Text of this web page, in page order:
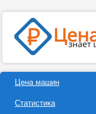
Цена машин
Статистика